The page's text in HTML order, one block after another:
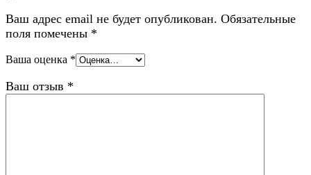
Ваш адрес email не будет опубликован. Обязательные
поля помечены *
Ваша оценка *
Ваш отзыв *